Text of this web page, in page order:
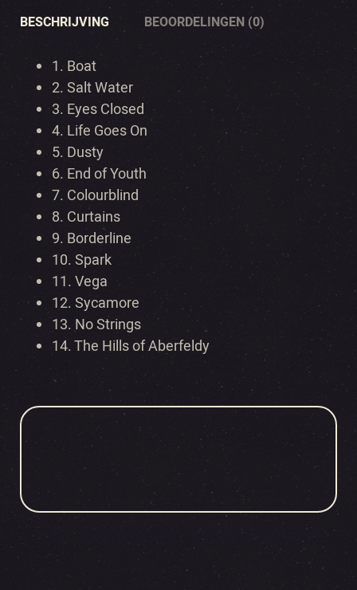
BESCHRIJVING BEOORDELINGEN (0)
1. Boat
2. Salt Water
3. Eyes Closed
4. Life Goes On
5. Dusty
6. End of Youth
7. Colourblind
8. Curtains
9. Borderline
10. Spark
11. Vega
12. Sycamore
13. No Strings
14. The Hills of Aberfeldy